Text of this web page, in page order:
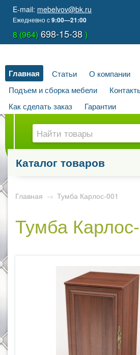
E-mail: mebelvov@bk.ru
Ежедневноc9:00—21:00
8 (964) 698-15-38)
Главная Статьи О компании
Подъем и сборка мебели
Как сделать заказ
Гарантии
Каталог товаров
Главная → Тумба Карлос-001
Тумба